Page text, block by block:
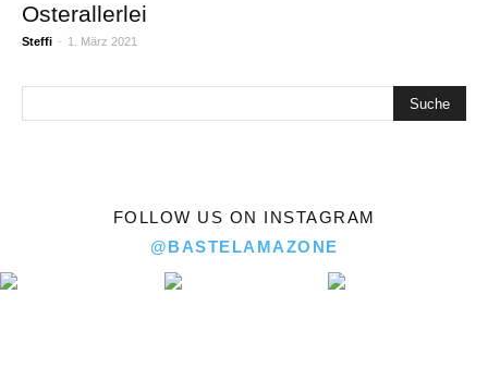
Osterallerlei
Steffi - 1. März 2021
FOLLOW US ON INSTAGRAM
@BASTELAMAZONE